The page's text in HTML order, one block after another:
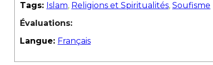
Tags: Islam, Religions et Spiritualités, Soufisme
Évaluations:
Langue: Français